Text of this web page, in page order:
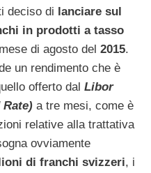
deciso di lanciare sul
in prodotti a tasso
di agosto del 2015.
un rendimento che è
offerto dal Libor
a tre mesi, come è
relative alla trattativa
ovviamente
di franchi svizzeri, i